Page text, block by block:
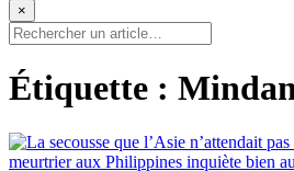
×
Étiquette :